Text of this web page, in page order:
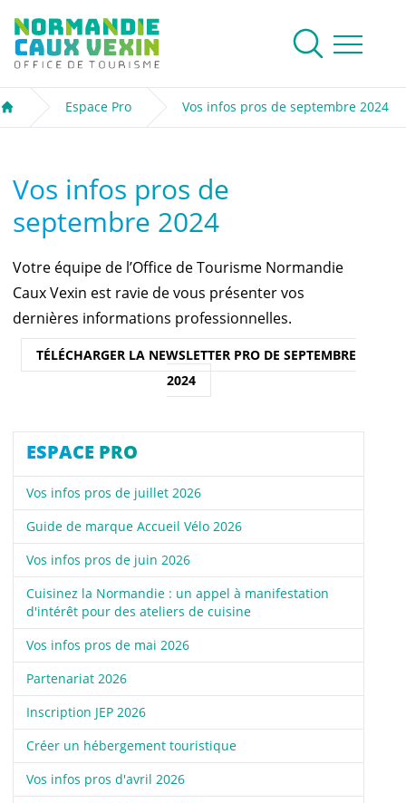
Normandie Caux Vexin
Ouvrir le
Rechercher
Accueil
Espace Pro Vos infos pros de septembre 2024
Vos infos pros de
septembre 2024
Votre équipe de l’Office de Tourisme Normandie
Caux Vexin est ravie de vous présenter vos
dernières informations professionnelles.
TÉLÉCHARGER LA NEWSLETTER PRO DE SEPTEMBRE
2024
ESPACE PRO
Vos infos pros de juillet 2026
Guide de marque Accueil Vélo 2026
Vos infos pros de juin 2026
Cuisinez la Normandie : un appel à manifestation
d'intérêt pour des ateliers de cuisine
Vos infos pros de mai 2026
Partenariat 2026
Inscription JEP 2026
Créer un hébergement touristique
Vos infos pros d'avril 2026